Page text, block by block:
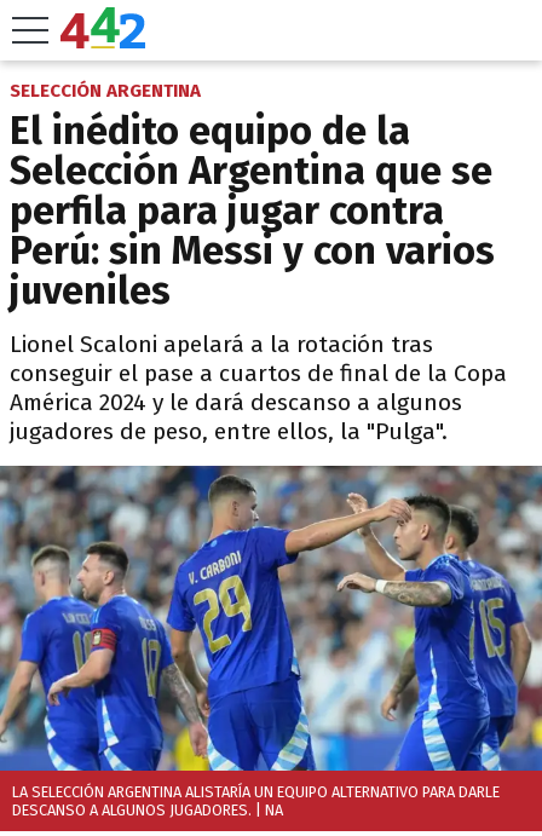
SELECCIÓN ARGENTINA
El inédito equipo de la
Selección Argentina que se
perfila para jugar contra
Perú: sin Messi y con varios
juveniles
Lionel Scaloni apelará a la rotación tras
conseguir el pase a cuartos de final de la Copa
América 2024 y le dará descanso a algunos
jugadores de peso, entre ellos, la "Pulga".
LA SELECCIÓN ARGENTINA ALISTARÍA UN EQUIPO ALTERNATIVO PARA DARLE
DESCANSO A ALGUNOS JUGADORES. | NA